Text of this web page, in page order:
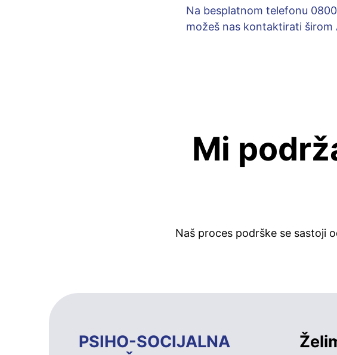
Na besplatnom telefonu 0800
možeš nas kontaktirati širom
Mi
Naš proces podrške se sastoji
PSIHO-SOCIJALNA